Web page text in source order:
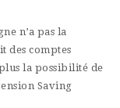
n’a pas la
des comptes
la possibilité de
Saving